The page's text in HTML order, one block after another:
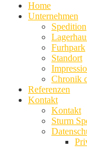
Home
Unternehmen
Spedition
Furhpark
Standort
Chronik
Referenzen
Kontakt
Kontakt
Sturm